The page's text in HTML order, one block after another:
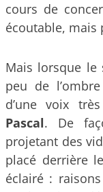
cours de
écoutable, mais
Mais lorsque le
peu de
d’une voix
Pascal. De
projetant des
placé derrière
éclairé :